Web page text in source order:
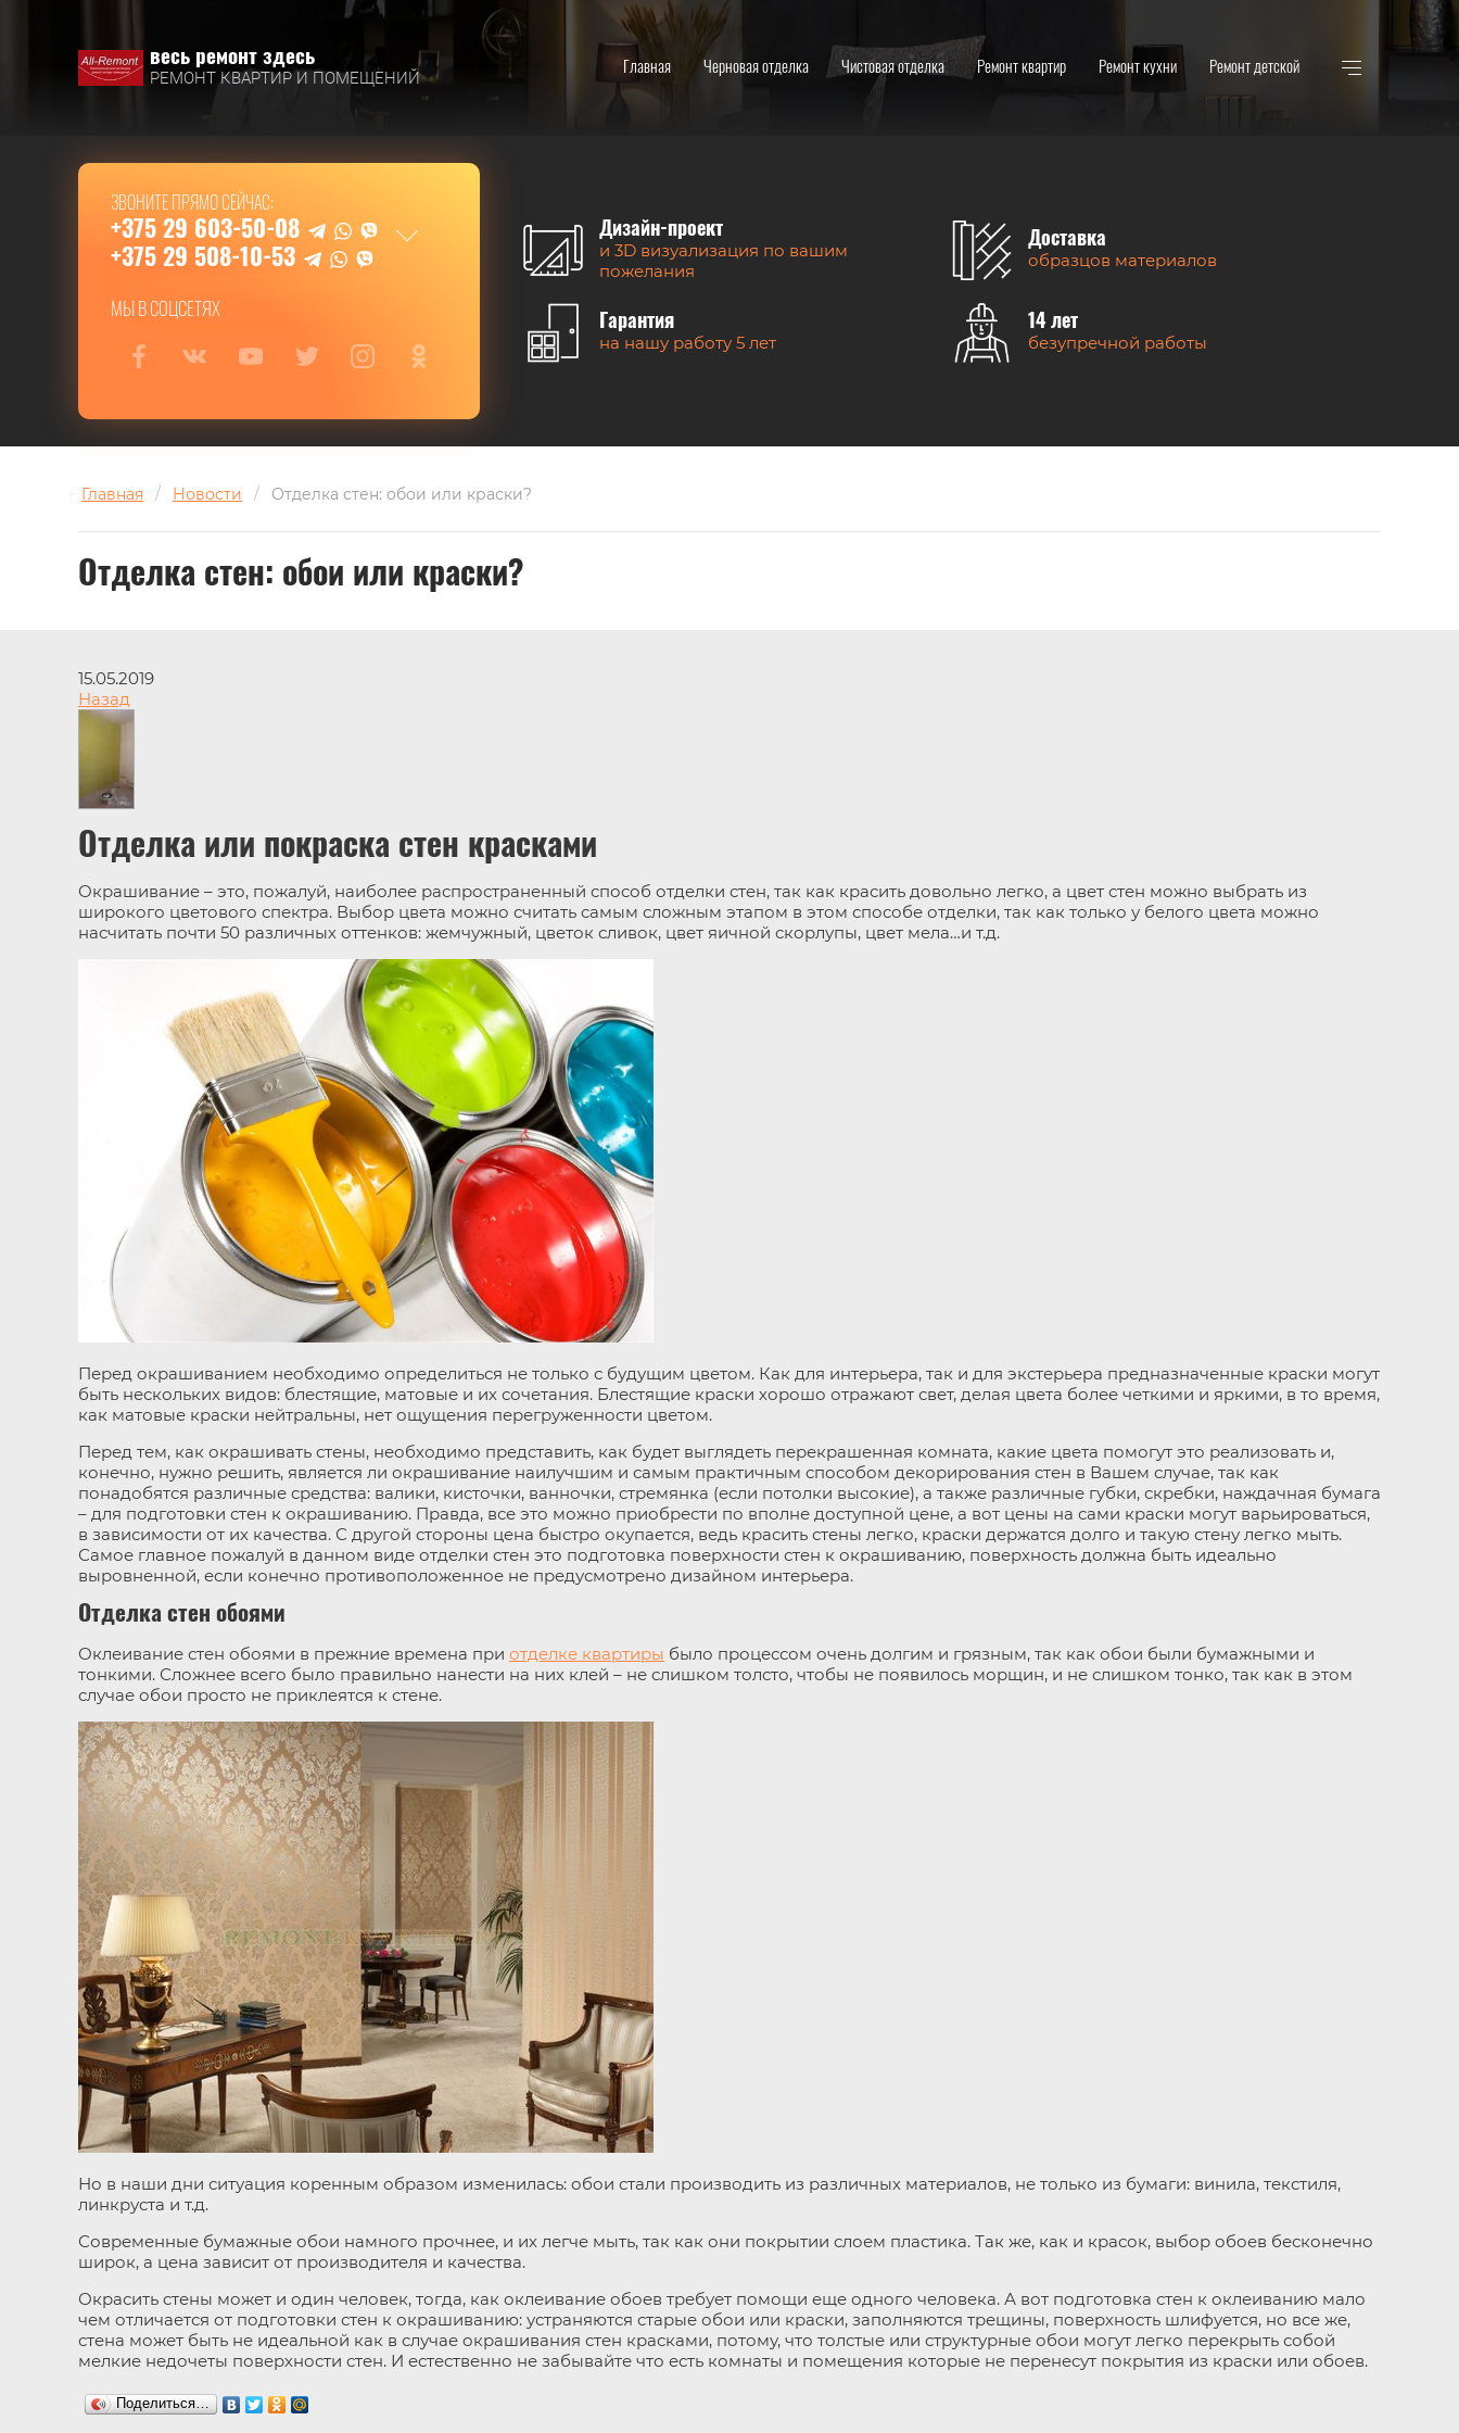
весь ремонт здесь
РЕМОНТ КВАРТИР И ПОМЕЩЕНИЙ
Главная Черновая отделка Чистовая отделка Ремонт квартир Ремонт кухни Ремонт детской
ЗВОНИТЕ ПРЯМО СЕЙЧАС:
+375 29 603-50-08
+375 29 508-10-53
МЫ В СОЦСЕТЯХ
Дизайн-проект
и 3D визуализация по вашим
пожелания
Доставка
образцов материалов
Гарантия
на нашу работу 5 лет
14 лет
безупречной работы
Главная / Новости / Отделка стен: обои или краски?
Отделка стен: обои или краски?
15.05.2019
Назад
Отделка или покраска стен красками
Окрашивание – это, пожалуй, наиболее распространенный способ отделки стен, так как красить довольно легко, а цвет стен можно выбрать из
широкого цветового спектра. Выбор цвета можно считать самым сложным этапом в этом способе отделки, так как только у белого цвета можно
насчитать почти 50 различных оттенков: жемчужный, цветок сливок, цвет яичной скорлупы, цвет мела…и т.д.
Перед окрашиванием необходимо определиться не только с будущим цветом. Как для интерьера, так и для экстерьера предназначенные краски могут
быть нескольких видов: блестящие, матовые и их сочетания. Блестящие краски хорошо отражают свет, делая цвета более четкими и яркими, в то время,
как матовые краски нейтральны, нет ощущения перегруженности цветом.
Перед тем, как окрашивать стены, необходимо представить, как будет выглядеть перекрашенная комната, какие цвета помогут это реализовать и,
конечно, нужно решить, является ли окрашивание наилучшим и самым практичным способом декорирования стен в Вашем случае, так как
понадобятся различные средства: валики, кисточки, ванночки, стремянка (если потолки высокие), а также различные губки, скребки, наждачная бумага
– для подготовки стен к окрашиванию. Правда, все это можно приобрести по вполне доступной цене, а вот цены на сами краски могут варьироваться,
в зависимости от их качества. С другой стороны цена быстро окупается, ведь красить стены легко, краски держатся долго и такую стену легко мыть.
Самое главное пожалуй в данном виде отделки стен это подготовка поверхности стен к окрашиванию, поверхность должна быть идеально
выровненной, если конечно противоположенное не предусмотрено дизайном интерьера.
Отделка стен обоями
Оклеивание стен обоями в прежние времена при отделке квартиры было процессом очень долгим и грязным, так как обои были бумажными и
тонкими. Сложнее всего было правильно нанести на них клей – не слишком толсто, чтобы не появилось морщин, и не слишком тонко, так как в этом
случае обои просто не приклеятся к стене.
Но в наши дни ситуация коренным образом изменилась: обои стали производить из различных материалов, не только из бумаги: винила, текстиля,
линкруста и т.д.
Современные бумажные обои намного прочнее, и их легче мыть, так как они покрытии слоем пластика. Так же, как и красок, выбор обоев бесконечно
широк, а цена зависит от производителя и качества.
Окрасить стены может и один человек, тогда, как оклеивание обоев требует помощи еще одного человека. А вот подготовка стен к оклеиванию мало
чем отличается от подготовки стен к окрашиванию: устраняются старые обои или краски, заполняются трещины, поверхность шлифуется, но все же,
стена может быть не идеальной как в случае окрашивания стен красками, потому, что толстые или структурные обои могут легко перекрыть собой
мелкие недочеты поверхности стен. И естественно не забывайте что есть комнаты и помещения которые не перенесут покрытия из краски или обоев.
Поделиться…